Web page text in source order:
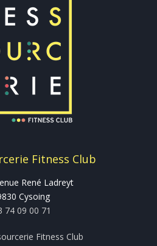
Fitness Club
René Ladreyt
Cysoing
74 09 00 71
Fitness Club